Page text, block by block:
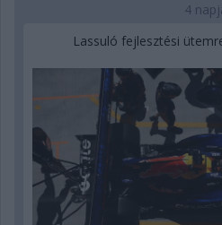
4
Lassuló fejlesztési